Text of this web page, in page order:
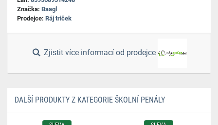
Značka: Baagl
Prodejce: Ráj triček
Zjistit více informací od prodejce
DALŠÍ PRODUKTY Z KATEGORIE ŠKOLNÍ PENÁLY